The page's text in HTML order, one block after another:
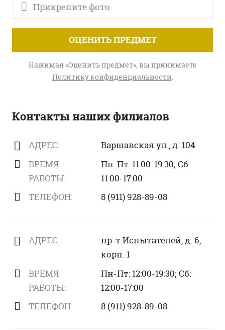
Прикрепите фото
ОЦЕНИТЬ ПРЕДМЕТ
Нажимая «Оценить предмет», вы принимаете
Политику конфиденциальности.
Контакты наших филиалов
АДРЕС:
Варшавская ул., д. 104
ВРЕМЯ
РАБОТЫ:
Пн-Пт: 11:00-19:30; Сб:
11:00-17:00
ТЕЛЕФОН:
8 (911) 928-89-08
АДРЕС:
пр-т Испытателей, д. 6,
корп. 1
ВРЕМЯ
РАБОТЫ:
Пн-Пт: 12:00-19:30; Сб:
12:00-17:00
ТЕЛЕФОН:
8 (911) 928-89-08